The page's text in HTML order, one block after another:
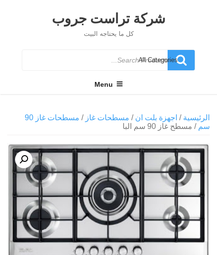
شركة تراست جروب
كل ما يحتاجه البيت
Search
for
Menu
الرئيسية / اجهزة بلت ان / مسطحات غاز /
مسطحات غاز 90
سم / مسطح غاز 90 سم البا